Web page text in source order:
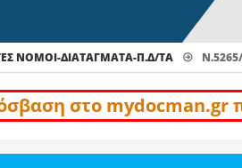
ΝΌΜΟΙ-ΔΙΑΤΆΓΜΑΤΑ-Π.Δ/ΤΑ
στο mydocman.gr